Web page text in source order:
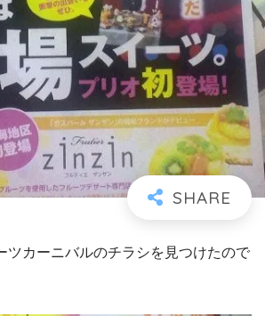
ツカーニバルのチラシを見つけたので